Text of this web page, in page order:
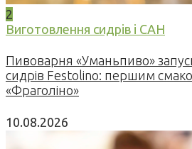
2
Виготовлення сидрів і САН
Пивоварня «Уманьпиво»
сидрів Festolino: першим
«Фраголіно»
10.08.2026